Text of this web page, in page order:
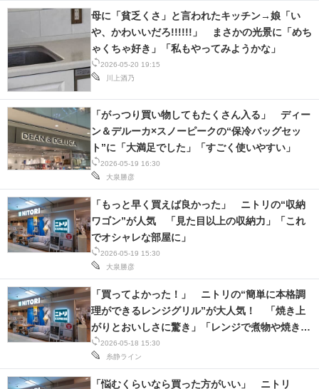
2026-05-20 19:15
川上酒乃
母に「貧乏くさ」と言われたキッチン→娘「い
や、かわいいだろ!!!!!!」 まさかの光景に「めち
ゃくちゃ好き」「私もやってみようかな」
2026-05-19 16:30
大泉勝彦
「がっつり買い物してもたくさん入る」 ディー
ン＆デルーカ×スノーピークの“保冷バッグセッ
ト”に「大満足でした」「すごく使いやすい」
2026-05-19 15:30
大泉勝彦
「もっと早く買えば良かった」 ニトリの“収納
ワゴン”が人気 「見た目以上の収納力」「これ
でオシャレな部屋に」
2026-05-18 15:30
糸静ライン
「買ってよかった！」 ニトリの“簡単に本格調
理ができるレンジグリル”が大人気！ 「焼き上
がりとおいしさに驚き」「レンジで煮物や焼き物
ができちゃた。すごい」
「悩むくらいなら買った方がいい」 ニトリ